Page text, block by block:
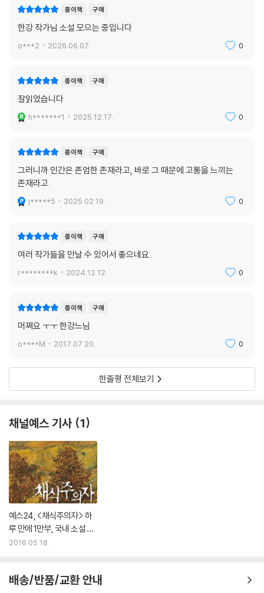
다. 서사는 상품으로 치면 하자 있는 상품인 ‘바이 부레’를 유럽 곳곳의 구
매자에게 판매하고, 그가 다시 반품되는 과정을 담고 있다. ‘바이 부레’는
이 유통의 여정 속에서 블랙 컨슈머가 되어 잠시 일확천금에 성공하지만
곧 모든 것을 잃고 결국에는 타이베이로 떠나간다. ‘인간의 항문을 신의 곳
는 ‘바이 부레’의 모습은 세계 어느 곳에나 맥도날드의 화장실이 있는 것처
셔널 장삼이사들의 블랙코미디를 통해 우리가 살고 있는 이곳이 ‘피커딜리
서커스’에서 그리 멀리 떨어지지 않은 ‘근처’임을 알려주고 있다.
「입동」에는 꿈 꿔왔던 안정된 삶의 언저리에 도달할 때쯤, 한순간의 사고로
모든 것을 잃어버린 부부가 등장한다. 각기 힘겨운 청년기를 보낸 이들은
함께 힘을 모아 ‘중산층’의 삶에 도달하려는 꿈에 젖어 있다. 이 부부는 가
외아들을 불의의 사고로 잃는 참담한 일을 겪는다. 그의 소설은 우리 모두
다. 대출금, 빠듯한 수입, 도시에 산재한 위험, 만성적인 피로와 질병 등등
우리의 일상을 위협하는 요소는 주변에 얼마든지 도사리고 있다. 이 가운
것, 그것이 바로 ‘일상’이라는 환상이다.
손보미, ?임시교사?
임시직 교사로 교사 생활을 접은 이력을 갖고 있다. 선한 성정과 오랫동안
의 교사 생활에서 얻은 노하우를 바탕으로 P 부인은 젊은 부부의 조력자
삶에 대해 필요 이상의 감정적 개입을 경계하려는 P 부인의 태도다. 내 것
이 아닌 것을 욕망하게 될까봐 강박적 불안을 느끼면서도 타인을 위해 최
선을 다하려는 그녀의 태도는 제목에 놓인 ‘임시’라는 단어와 공명하며 우
리 시대에 만연한 불행한 삶의 조건들을 환기시킨다.
-조연정·문학평론가
이기호, 「권순찬과 착한 사람들」
억울한 일을 당한 사람이, 내가 사는 동네에서 매일같이 시위를 시작하면
어떤 마음이 될까. 내 삶의 영역에 갑자기 들이닥친 광경은 ‘안타깝지만 성
가신 것’으로 다가오지는 않을까. 이기호의 「권순찬과 착한 사람들」은 그러
머니가 죽기 전 변제한 빚 칠백만 원, 그 사실을 모른 채 아들(권순찬)이 사
채업자에게 송금한 칠백만 원, 그리고 서민 아파트 주민들이 십시일반 마
종이책 구매
한강 작가님 소설 모으는 중입니다
o***2 2026.06.07. 0
종이책 구매
잘읽었습니다
h*******1 2025.12.17. 0
종이책 구매
그러니까 인간은 존엄한 존재라고, 바로 그 때문에 고통을 느끼는
존재라고.
j*****5 2025.02.19. 0
종이책 구매
여러 작가들을 만날 수 있어서 좋으네요..
r********k 2024.12.12. 0
종이책 구매
머쪄요 ㅜㅜ 한강느님
o****M 2017.07.20. 0
한줄평 전체보기
채널예스 기사 1
예스24, <채식주의자> 하
루 만에 1만부, 국내 소설 훈
풍
2016.05.18.
배송/반품/교환 안내